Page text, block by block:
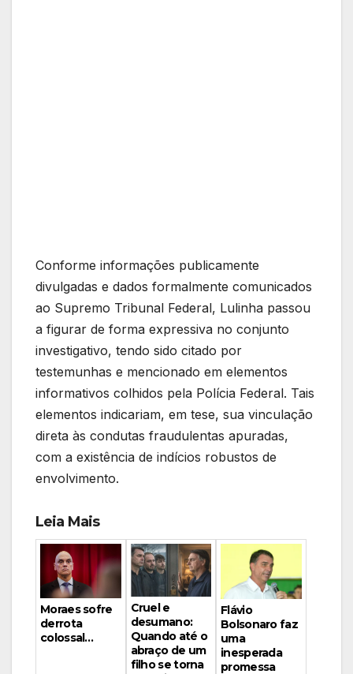
Conforme informações publicamente
divulgadas e dados formalmente comunicados
ao Supremo Tribunal Federal, Lulinha passou
a figurar de forma expressiva no conjunto
investigativo, tendo sido citado por
testemunhas e mencionado em elementos
informativos colhidos pela Polícia Federal. Tais
elementos indicariam, em tese, sua vinculação
direta às condutas fraudulentas apuradas,
com a existência de indícios robustos de
envolvimento.
Leia Mais
Moraes sofre
derrota
colossal…
Cruel e
desumano:
Quando até o
abraço de um
filho se torna
Flávio
Bolsonaro faz
uma
inesperada
promessa